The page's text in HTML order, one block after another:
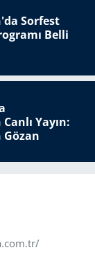
Sorfest
Belli
Yayın: